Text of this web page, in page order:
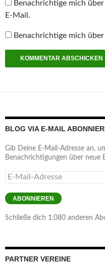
Benachrichtige mich
E-Mail.
Benachrichtige mich
BLOG VIA E-MAIL
Gib Deine E-Mail-Adresse an,
Benachrichtigungen über neue
E-
Mail-
Adresse
ABONNIEREN
Schließe dich 1.080 anderen
PARTNER VEREINE